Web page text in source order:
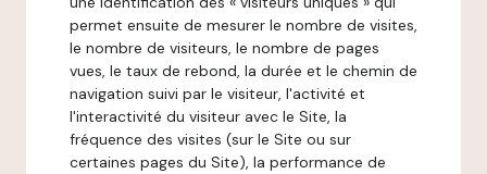
permet ensuite de mesurer le nombre de visites,
le nombre de visiteurs, le nombre de pages
vues, le taux de rebond, la durée et le chemin de
navigation suivi par le visiteur, l'activité et
l'interactivité du visiteur avec le Site, la
fréquence des visites (sur le Site ou sur
certaines pages du Site), la performance de